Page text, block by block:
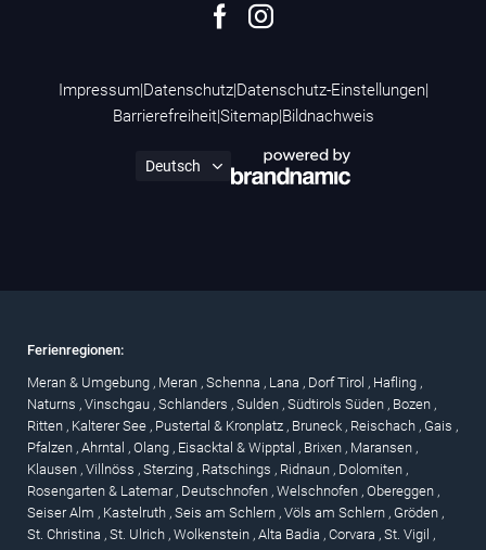
Impressum|Datenschutz|Datenschutz-Einstellungen|
Barrierefreiheit|Sitemap|Bildnachweis
Ferienregionen:
Meran & Umgebung , Meran , Schenna , Lana , Dorf Tirol , Hafling ,
Naturns , Vinschgau , Schlanders , Sulden , Südtirols Süden , Bozen ,
Ritten , Kalterer See , Pustertal & Kronplatz , Bruneck , Reischach , Gais ,
Pfalzen , Ahrntal , Olang , Eisacktal & Wipptal , Brixen , Maransen ,
Klausen , Villnöss , Sterzing , Ratschings , Ridnaun , Dolomiten ,
Rosengarten & Latemar , Deutschnofen , Welschnofen , Obereggen ,
Seiser Alm , Kastelruth , Seis am Schlern , Völs am Schlern , Gröden ,
St. Christina , St. Ulrich , Wolkenstein , Alta Badia , Corvara , St. Vigil ,